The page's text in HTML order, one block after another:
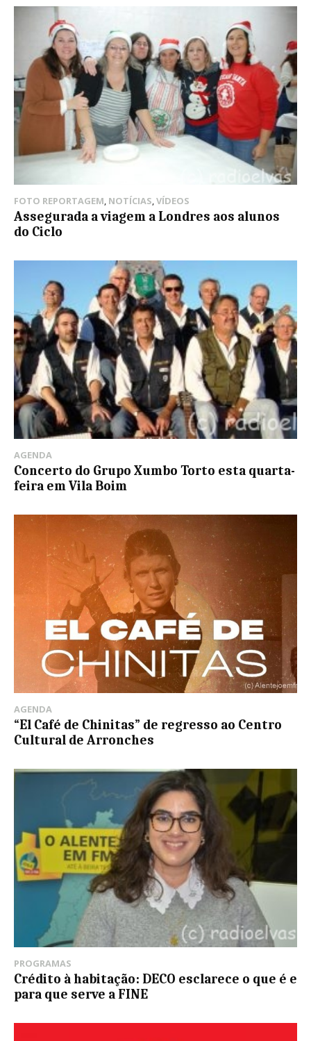
FOTO REPORTAGEM, NOTÍCIAS,VÍDEOS
Assegurada a viagem a Londres aos alunos
do Ciclo
AGENDA
Concerto do Grupo Xumbo Torto esta quarta-
feira em Vila Boim
AGENDA
“El Café de Chinitas” de regresso ao Centro
Cultural de Arronches
PROGRAMAS
Crédito à habitação: DECO esclarece o que é e
para que serve a FINE